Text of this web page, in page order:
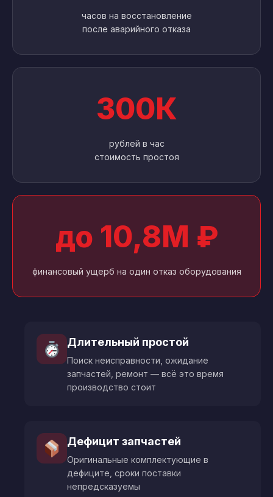
часов на восстановление
после аварийного отказа
300К
рублей в час
стоимость простоя
до 10,8М ₽
финансовый ущерб на один отказ оборудования
Длительный простой
Поиск неисправности, ожидание
запчастей, ремонт — всё это время
производство стоит
Дефицит запчастей
Оригинальные комплектующие в
дефиците, сроки поставки
непредсказуемы